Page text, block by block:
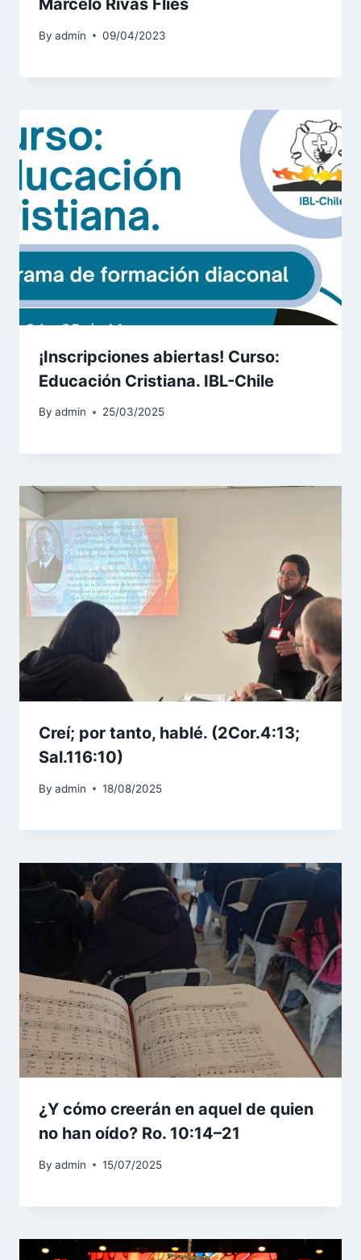
Marcelo Rivas Flies
By admin 09/04/2023
¡Inscripciones abiertas! Curso:
Educación Cristiana. IBL-Chile
By admin 25/03/2025
Creí; por tanto, hablé. (2Cor.4:13;
Sal.116:10)
By admin 18/08/2025
¿Y cómo creerán en aquel de quien
no han oído? Ro. 10:14–21
By admin 15/07/2025